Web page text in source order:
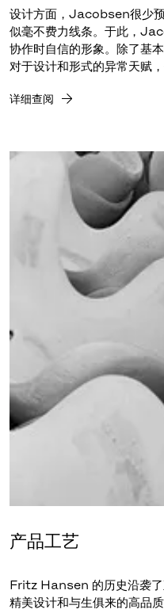
设计方面，Jacobsen很少
似毫不费力线条。于此，
协作时自信的形象。除了基
对于设计和形式的异常天赋
详细查阅
产品工艺
Fritz Hansen 的历史沿袭了
精美设计和与生俱来的高品质